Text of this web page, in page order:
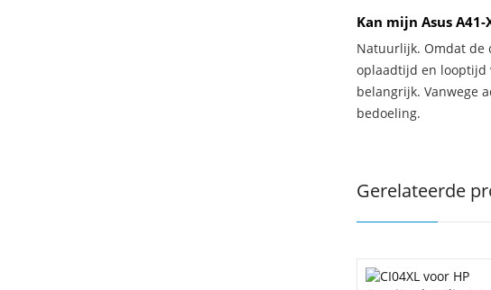
Kan mijn Asus
Natuurlijk. Omdat de
oplaadtijd en looptijd
belangrijk. Vanwege
bedoeling.
Gerelateerde